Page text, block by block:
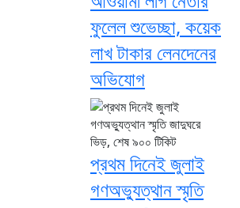
ফুলেল শুভেচ্ছা, কয়েক
লাখ টাকার লেনদেনের
অভিযোগ
প্রথম দিনেই জুলাই
গণঅভ্যুত্থান স্মৃতি